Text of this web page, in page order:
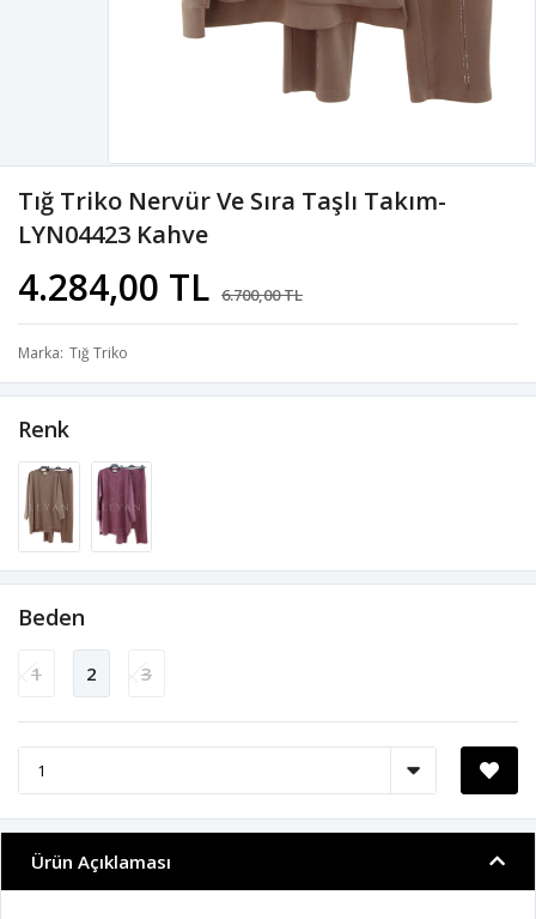
Tığ Triko Nervür Ve Sıra Taşlı Takım-
LYN04423 Kahve
4.284,00 TL 6.700,00 TL
Marka Tığ Triko
Renk
Beden
1 2 3
Ürün Açıklaması